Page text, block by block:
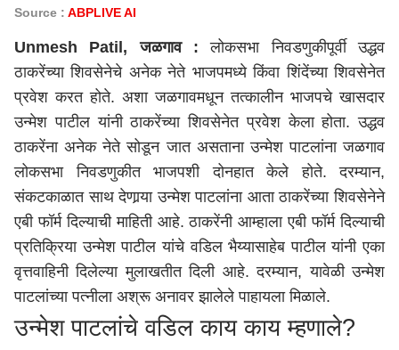
Source : ABPLIVE AI
Unmesh Patil, जळगाव : लोकसभा निवडणुकीपूर्वी उद्धव
ठाकरेंच्या शिवसेनेचे अनेक नेते भाजपमध्ये किंवा शिंदेंच्या शिवसेनेत
प्रवेश करत होते. अशा जळगावमधून तत्कालीन भाजपचे खासदार
उन्मेश पाटील यांनी ठाकरेंच्या शिवसेनेत प्रवेश केला होता. उद्धव
ठाकरेंना अनेक नेते सोडून जात असताना उन्मेश पाटलांनाजळगाव
लोकसभा निवडणुकीत भाजपशी दोनहात केले होते. दरम्यान,
संकटकाळात साथ देणार्‍या उन्मेश पाटलांना आता ठाकरेंच्या शिवसेनेने
एबी फॉर्म दिल्याची माहिती आहे. ठाकरेंनी आम्हाला एबी फॉर्म दिल्याची
प्रतिक्रिया उन्मेश पाटील यांचे वडिल भैय्यासाहेब पाटील यांनी एका
वृत्तवाहिनी दिलेल्या मुलाखतीत दिली आहे. दरम्यान, यावेळी उन्मेश
पाटलांच्या पत्नीला अश्रू अनावर झालेले पाहायला मिळाले.
उन्मेश पाटलांचे वडिल काय काय म्हणाले?